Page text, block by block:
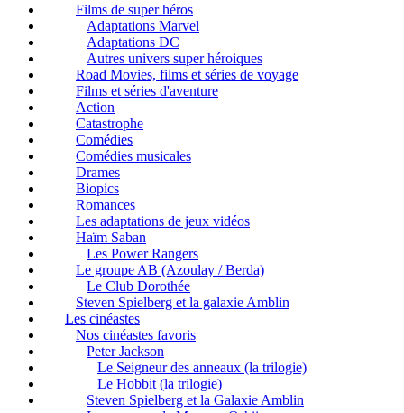
Films de super héros
Adaptations Marvel
Adaptations DC
Autres univers super héroiques
Road Movies, films et séries de voyage
Films et séries d'aventure
Action
Catastrophe
Comédies
Comédies musicales
Drames
Biopics
Romances
Les adaptations de jeux vidéos
Haïm Saban
Les Power Rangers
Le groupe AB (Azoulay / Berda)
Le Club Dorothée
Steven Spielberg et la galaxie Amblin
Les cinéastes
Nos cinéastes favoris
Peter Jackson
Le Seigneur des anneaux (la trilogie)
Le Hobbit (la trilogie)
Steven Spielberg et la Galaxie Amblin